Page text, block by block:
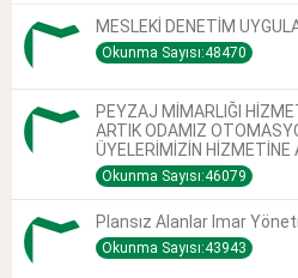
MESLEKİ DENETİM
Okunma Sayısı:48470
PEYZAJ MİMARLIĞI
ARTIK ODAMIZ
ÜYELERİMİZİN HİZMETİNE
Okunma Sayısı:46079
Plansız Alanlar Imar
Okunma Sayısı:43943